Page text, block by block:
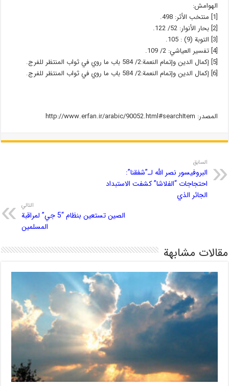
الهوامش:
[1] منتخب الأثر: 498.
[2] بحار الأنوار: 52/ 122.
[3] التوبة (9) : 105.
[4] تفسير العياشي: 2/ 109.
[5] إكمال الدين وإتمام النعمة:2/ 584 باب ما روي في ثواب المنتظر للفرج.
[6] إكمال الدين وإتمام النعمة:2/ 584 باب ما روي في ثواب المنتظر للفرج.
المصدر: http://www.erfan.ir/arabic/90052.html#searchItem
السابق
البروفيسور نصر الله لـ”شفقنا”:
احتجاجات “الفلاشا” كشفت الاستبداد
الجائر الذي
التالي
الصين تستعين بنظام “5 جي” لمراقبة
المسلمين
مقالات مشابهة